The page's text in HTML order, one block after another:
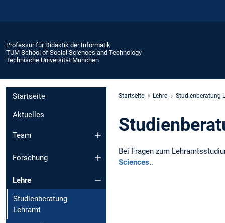
Professur für Didaktik der Informatik
TUM School of Social Sciences and Technology
Technische Universität München
Startseite
Aktuelles
Team
Forschung
Lehre
Studienberatung
Lehramt
Startseite Lehre Studienberatung
Bei Fragen zum
Sciences..